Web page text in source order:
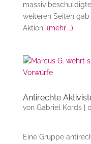
massiv
weiteren Seiten
Aktion. (mehr …)
Antirechte
von Gabriel Kords|
Eine Gruppe